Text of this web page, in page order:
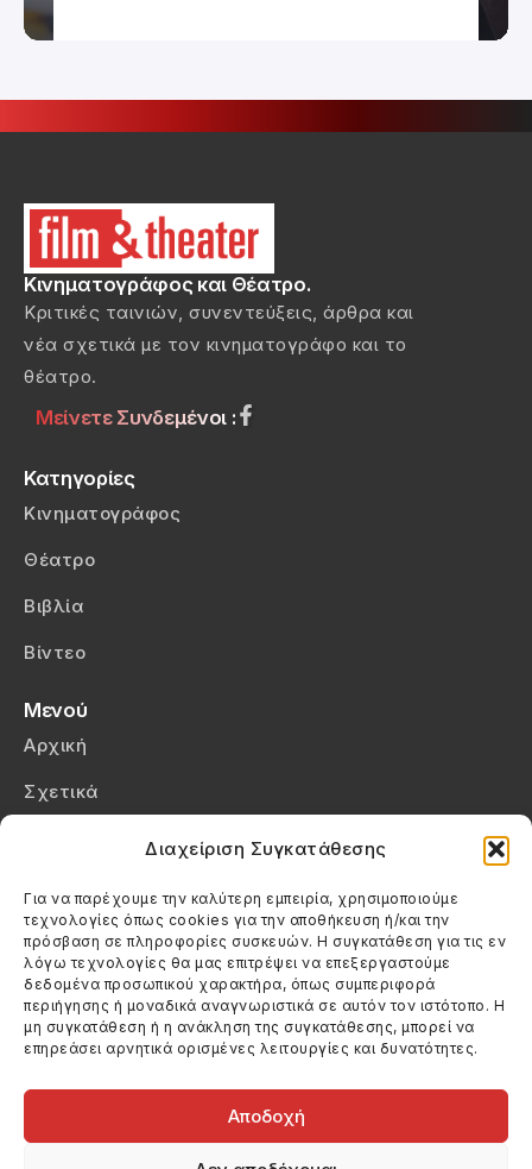
Διαχείριση Συγκατάθεσης
Για να παρέχουμε την καλύτερη εμπειρία, χρησιμοποιούμε
τεχνολογίες όπως cookies για την αποθήκευση ή/και την
πρόσβαση σε πληροφορίες συσκευών. Η συγκατάθεση για τις εν
λόγω τεχνολογίες θα μας επιτρέψει να επεξεργαστούμε
δεδομένα προσωπικού χαρακτήρα, όπως συμπεριφορά
περιήγησης ή μοναδικά αναγνωριστικά σε αυτόν τον ιστότοπο. Η
μη συγκατάθεση ή η ανάκληση της συγκατάθεσης, μπορεί να
επηρεάσει αρνητικά ορισμένες λειτουργίες και δυνατότητες.
Αποδοχή
Κινηματογράφος και Θέατρο.
Κριτικές ταινιών, συνεντεύξεις, άρθρα και
νέα σχετικά με τον κινηματογράφο και το
θέατρο.
Μείνετε Συνδεμένοι :
Κατηγορίες
Κινηματογράφος
Θέατρο
Βιβλία
Βίντεο
Μενού
Αρχική
Σχετικά
Πολιτική Cookies (ΕΕ)
Στοιχεία Επικοινωνίας
Καλεσέ μας
(+30) 6974123481
Στείλε μας email
info@filmandtheater.gr